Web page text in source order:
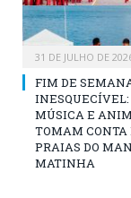
31 DE JULHO DE
FIM DE
INESQUECÍVEL:
MÚSICA E
TOMAM CONTA
PRAIAS DO
MATINHA